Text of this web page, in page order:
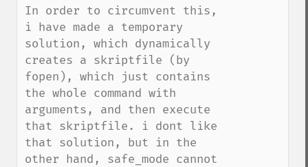
In order to circumvent this,
i have made a temporary
solution, which dynamically
creates a skriptfile (by
fopen), which just contains
the whole command with
arguments, and then execute
that skriptfile. i dont like
that solution, but in the
other hand, safe_mode cannot